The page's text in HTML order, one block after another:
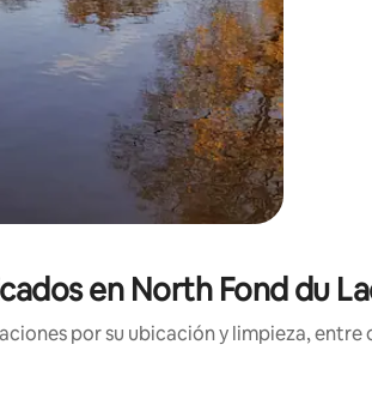
en North Fond du
por su ubicación y limpieza, entre